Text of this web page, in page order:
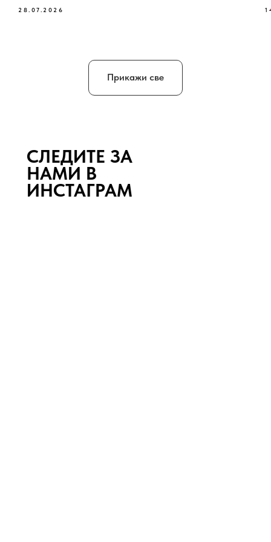
28.07.2026
Прикажи све
СЛЕДИТЕ ЗА
НАМИ В
ИНСТАГРАМ